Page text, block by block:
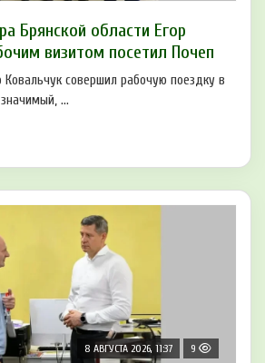
Брянской области Егор
визитом посетил Почеп
Ковальчук совершил рабочую поездку в
...
8 АВГУСТА 2026, 11:37 9